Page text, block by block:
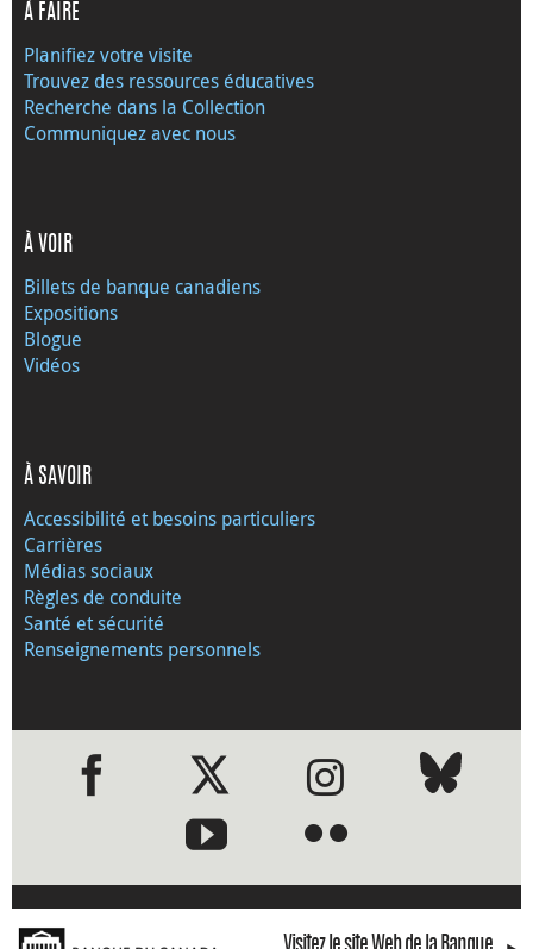
À FAIRE
Planifiez votre visite
Trouvez des ressources éducatives
Recherche dans la Collection
Communiquez avec nous
À VOIR
Billets de banque canadiens
Expositions
Blogue
Vidéos
À SAVOIR
Accessibilité et besoins particuliers
Carrières
Médias sociaux
Règles de conduite
Santé et sécurité
Renseignements personnels
●●